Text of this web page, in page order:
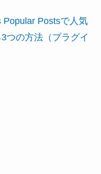
Popular Postsで人気
つの方法（プラグイ